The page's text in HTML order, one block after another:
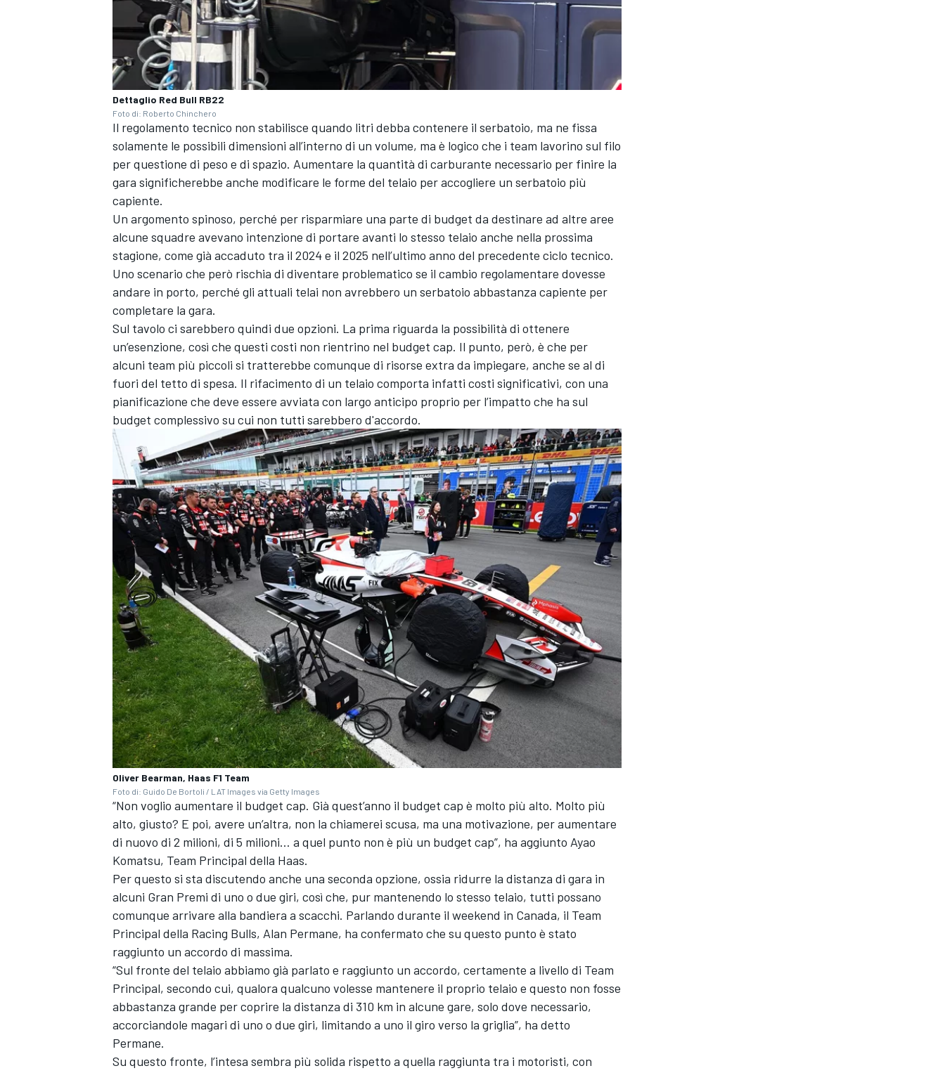
ENDURANCE/GT
MONOMARCA
RALLY
Dettaglio Red Bull RB22
Foto di: Roberto Chinchero
Il regolamento tecnico non stabilisce quando litri debba contenere il serbatoio, ma ne fissa
solamente le possibili dimensioni all’interno di un volume, ma è logico che i team lavorino sul filo
per questione di peso e di spazio. Aumentare la quantità di carburante necessario per finire la
gara significherebbe anche modificare le forme del telaio per accogliere un serbatoio più
capiente.
Un argomento spinoso, perché per risparmiare una parte di budget da destinare ad altre aree
alcune squadre avevano intenzione di portare avanti lo stesso telaio anche nella prossima
stagione, come già accaduto tra il 2024 e il 2025 nell’ultimo anno del precedente ciclo tecnico.
Uno scenario che però rischia di diventare problematico se il cambio regolamentare dovesse
andare in porto, perché gli attuali telai non avrebbero un serbatoio abbastanza capiente per
completare la gara.
Sul tavolo ci sarebbero quindi due opzioni. La prima riguarda la possibilità di ottenere
un’esenzione, così che questi costi non rientrino nel budget cap. Il punto, però, è che per
alcuni team più piccoli si tratterebbe comunque di risorse extra da impiegare, anche se al di
fuori del tetto di spesa. Il rifacimento di un telaio comporta infatti costi significativi, con una
pianificazione che deve essere avviata con largo anticipo proprio per l’impatto che ha sul
budget complessivo su cui non tutti sarebbero d'accordo.
Oliver Bearman, Haas F1 Team
Foto di: Guido De Bortoli / LAT Images via Getty Images
“Non voglio aumentare il budget cap. Già quest’anno il budget cap è molto più alto. Molto più
alto, giusto? E poi, avere un’altra, non la chiamerei scusa, ma una motivazione, per aumentare
di nuovo di 2 milioni, di 5 milioni… a quel punto non è più un budget cap”, ha aggiunto Ayao
Komatsu, Team Principal della Haas.
Per questo si sta discutendo anche una seconda opzione, ossia ridurre la distanza di gara in
alcuni Gran Premi di uno o due giri, così che, pur mantenendo lo stesso telaio, tutti possano
comunque arrivare alla bandiera a scacchi. Parlando durante il weekend in Canada, il Team
Principal della Racing Bulls, Alan Permane, ha confermato che su questo punto è stato
raggiunto un accordo di massima.
“Sul fronte del telaio abbiamo già parlato e raggiunto un accordo, certamente a livello di Team
Principal, secondo cui, qualora qualcuno volesse mantenere il proprio telaio e questo non fosse
abbastanza grande per coprire la distanza di 310 km in alcune gare, solo dove necessario,
accorciandole magari di uno o due giri, limitando a uno il giro verso la griglia”, ha detto
Permane.
Su questo fronte, l’intesa sembra più solida rispetto a quella raggiunta tra i motoristi, con